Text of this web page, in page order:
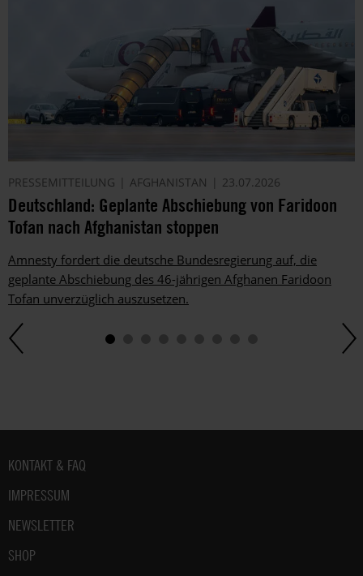
PRESSEMITTEILUNG AFGHANISTAN 23.07.2026
Deutschland: Geplante Abschiebung von Faridoon
Tofan nach Afghanistan stoppen
Amnesty fordert die deutsche Bundesregierung auf, die
geplante Abschiebung des 46-jährigen Afghanen Faridoon
Tofan unverzüglich auszusetzen.
Fußbereich
KONTAKT & FAQ
IMPRESSUM
NEWSLETTER
SHOP